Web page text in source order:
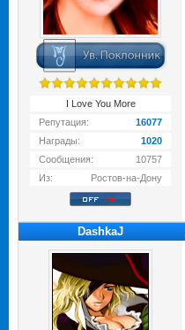
I Love You More
Репутация:
16077
Награды:
1020
Сообщения:
10757
Из:
Ростов-на-Дону
DashkaJ